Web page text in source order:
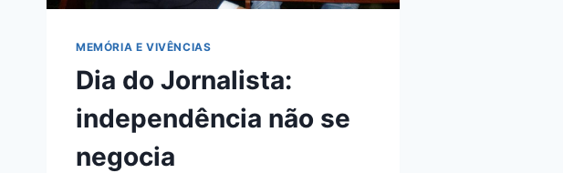
MEMÓRIA E VIVÊNCIAS
Dia do Jornalista:
independência não se
negocia